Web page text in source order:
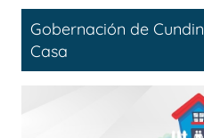
Gobernación de
Casa